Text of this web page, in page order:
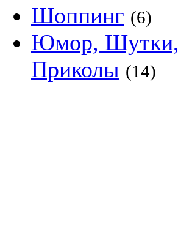
Шоппинг (6)
Юмор, Шутки,
Приколы (14)